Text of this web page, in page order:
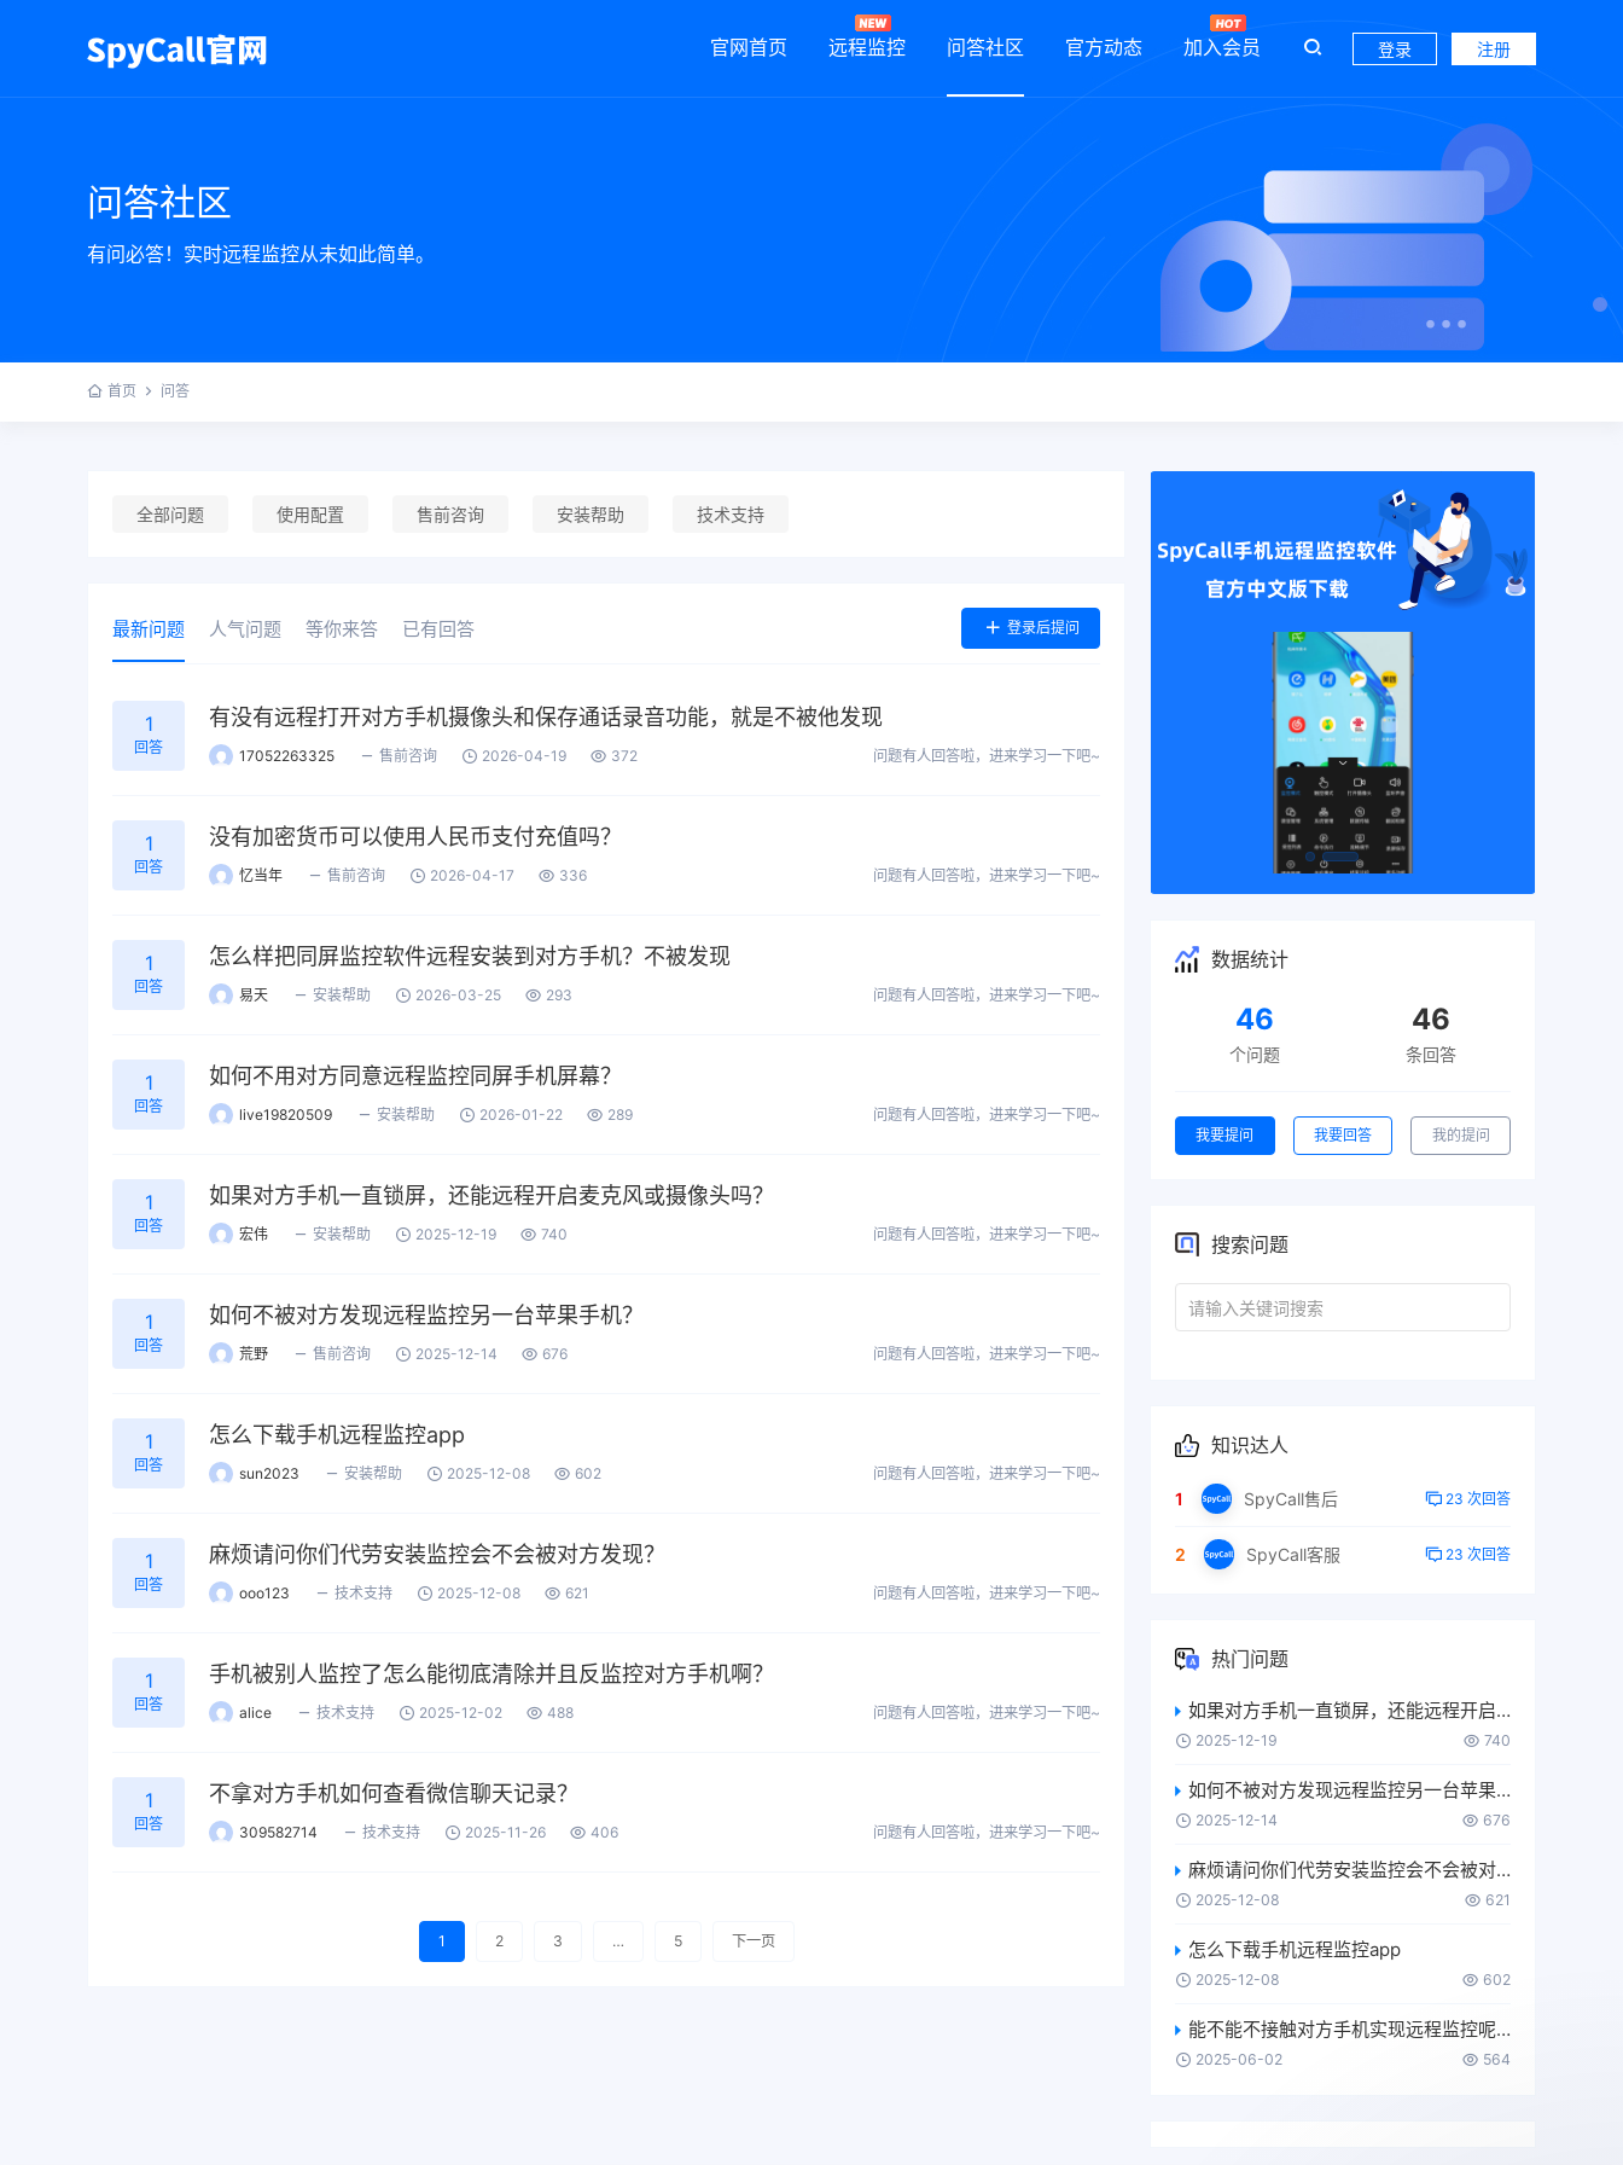
官网首页 远程监控 问答社区 官方动态 加入会员 登录 注册
问答社区
有问必答！实时远程监控从未如此简单。
首页 问答
全部问题 使用配置 售前咨询 安装帮助 技术支持
最新问题 人气问题 等你来答 已有回答 登录后提问
1
回答
有没有远程打开对方手机摄像头和保存通话录音功能，就是不被他发现
17052263325 售前咨询 2026-04-19 372 问题有人回答啦，进来学习一下吧~
1
回答
没有加密货币可以使用人民币支付充值吗？
忆当年 售前咨询 2026-04-17 336 问题有人回答啦，进来学习一下吧~
1
回答
怎么样把同屏监控软件远程安装到对方手机？不被发现
易天 安装帮助 2026-03-25 293 问题有人回答啦，进来学习一下吧~
1
回答
如何不用对方同意远程监控同屏手机屏幕？
live19820509 安装帮助 2026-01-22 289 问题有人回答啦，进来学习一下吧~
1
回答
如果对方手机一直锁屏，还能远程开启麦克风或摄像头吗？
宏伟 安装帮助 2025-12-19 740 问题有人回答啦，进来学习一下吧~
1
回答
如何不被对方发现远程监控另一台苹果手机？
荒野 售前咨询 2025-12-14 676 问题有人回答啦，进来学习一下吧~
1
回答
怎么下载手机远程监控app
sun2023 安装帮助 2025-12-08 602 问题有人回答啦，进来学习一下吧~
1
回答
麻烦请问你们代劳安装监控会不会被对方发现？
ooo123 技术支持 2025-12-08 621 问题有人回答啦，进来学习一下吧~
1
回答
手机被别人监控了怎么能彻底清除并且反监控对方手机啊？
alice 技术支持 2025-12-02 488 问题有人回答啦，进来学习一下吧~
1
回答
不拿对方手机如何查看微信聊天记录？
309582714 技术支持 2025-11-26 406 问题有人回答啦，进来学习一下吧~
1 2 3 … 5 下一页
数据统计
46
个问题
46
条回答
我要提问 我要回答 我的提问
搜索问题
知识达人
1 SpyCall售后 23 次回答
2 SpyCall客服 23 次回答
热门问题
如果对方手机一直锁屏，还能远程开启麦克风或摄像头吗？
2025-12-19 740
如何不被对方发现远程监控另一台苹果手机？
2025-12-14 676
麻烦请问你们代劳安装监控会不会被对方发现？
2025-12-08 621
怎么下载手机远程监控app
2025-12-08 602
能不能不接触对方手机实现远程监控呢？
2025-06-02 564